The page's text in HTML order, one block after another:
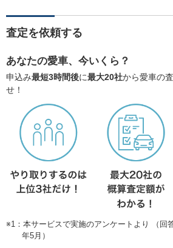
査定を依頼する
あなたの愛車、今いくら？
申込み最短3時間後に最大20社から愛車の
せ！
※1：本サービスで実施のアンケートより （回
年5月）